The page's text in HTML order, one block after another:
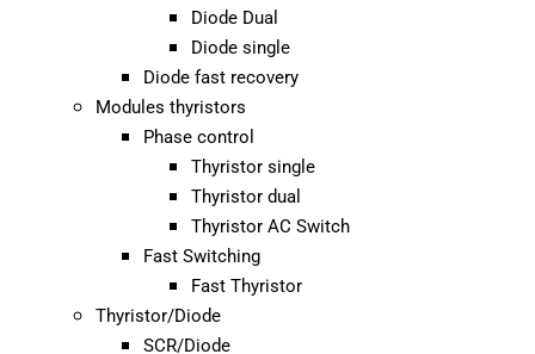
Diode Dual
Diode single
Diode fast recovery
Modules thyristors
Phase control
Thyristor single
Thyristor dual
Thyristor AC Switch
Fast Switching
Fast Thyristor
Thyristor/Diode
SCR/Diode